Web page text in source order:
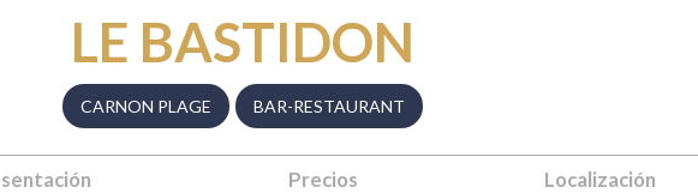
LE BASTIDON
CARNON PLAGE BAR-RESTAURANT
Precios Localización